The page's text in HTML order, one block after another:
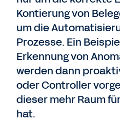
Kontierung von
um die
Prozesse. Ein
Erkennung von
werden dann
oder Controller
dieser mehr Raum
hat.